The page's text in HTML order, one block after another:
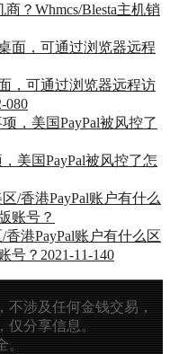
？Whmcs/Blesta主机销
，可通过浏览器远程访
080
美国PayPal被风控了怎
港PayPal账户有什么区
号？ 2021-11-140
涉及任何金钱交易，
分享信息。